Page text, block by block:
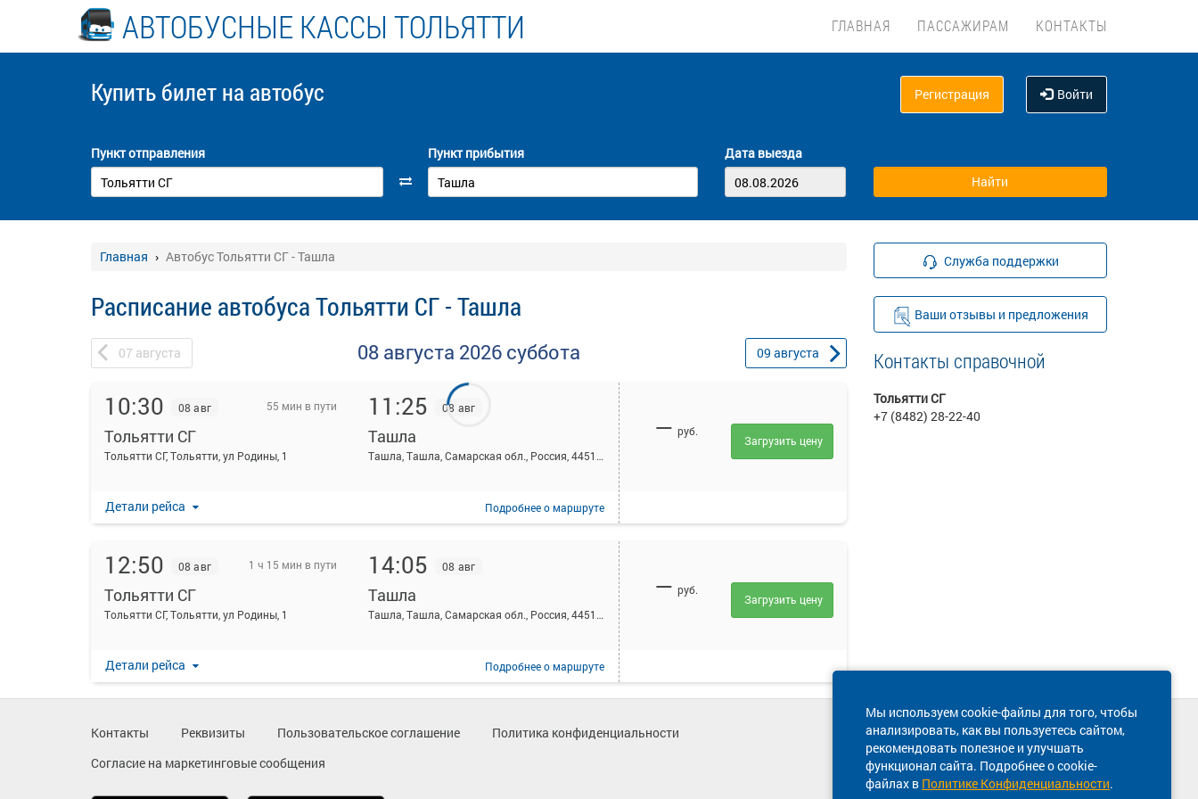
АВТОБУСНЫЕ КАССЫ ТОЛЬЯТТИ ГЛАВНАЯ ПАССАЖИРАМ КОНТАКТЫ
Купить билет на автобус Регистрация Войти
Пункт отправления Пункт прибытия Дата выезда
Главная Автобус Тольятти СГ - Ташла
Расписание автобуса Тольятти СГ - Ташла
07 августа 08 августа 2026 суббота 09 августа
10:30 08 авг 55 мин в пути
Тольятти СГ
Тольятти СГ, Тольятти, ул Родины, 1
11:25 08 авг
Ташла
Ташла, Ташла, Самарская обл., Россия, 445132 (Центр населенного пункта)
Детали рейса Подробнеео маршруте
— руб.
Загрузить цену
12:50 08 авг 1 ч 15 мин в пути
Тольятти СГ
Тольятти СГ, Тольятти, ул Родины, 1
14:05 08 авг
Ташла
Ташла, Ташла, Самарская обл., Россия, 445132 (Центр населенного пункта)
Детали рейса Подробнеео маршруте
— руб.
Загрузить цену
14:00
Тольятти СГ, Тольятти, ул Родины, 1
14:56
—
Служба поддержки
Ваши отзывы и предложения
Контакты справочной
Тольятти СГ
+7 (8482) 28-22-40
Мы используем cookie-файлы для того, чтобы
анализировать, как вы пользуетесь сайтом,
рекомендовать полезное и улучшать
функционал сайта. Подробнее о cookie-
файлах в Политике Конфиденциальности.
Контакты Реквизиты Пользовательское соглашение
Политика конфиденциальности
Согласие на маркетинговые сообщения
Техническая поддержка сайта
8 800 600-03-38